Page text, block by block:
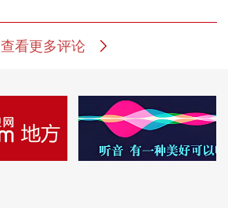
查看更多评论